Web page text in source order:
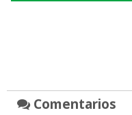
Comentarios